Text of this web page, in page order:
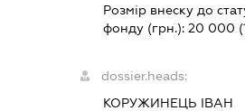
Розмір внеску до
фонду (грн.): 20 000
dossier.heads:
КОРУЖИНЕЦЬ ІВАН